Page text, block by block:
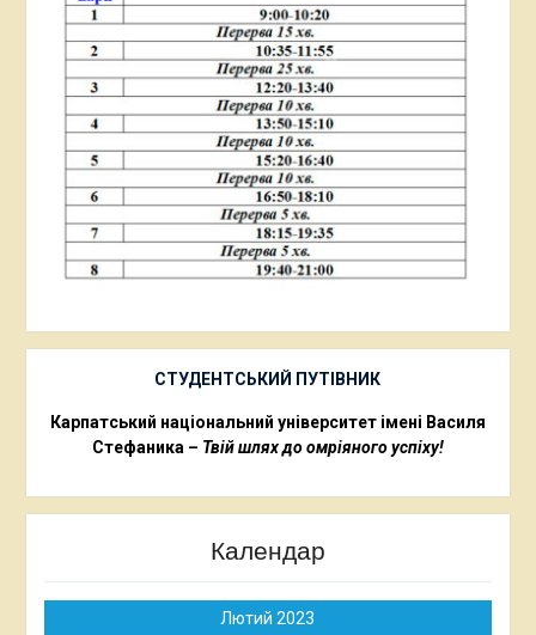
СТУДЕНТСЬКИЙ ПУТІВНИК
Карпатський національний університет імені Василя
Стефаника – Твій шлях до омріяного успіху!
Календар
Лютий 2023